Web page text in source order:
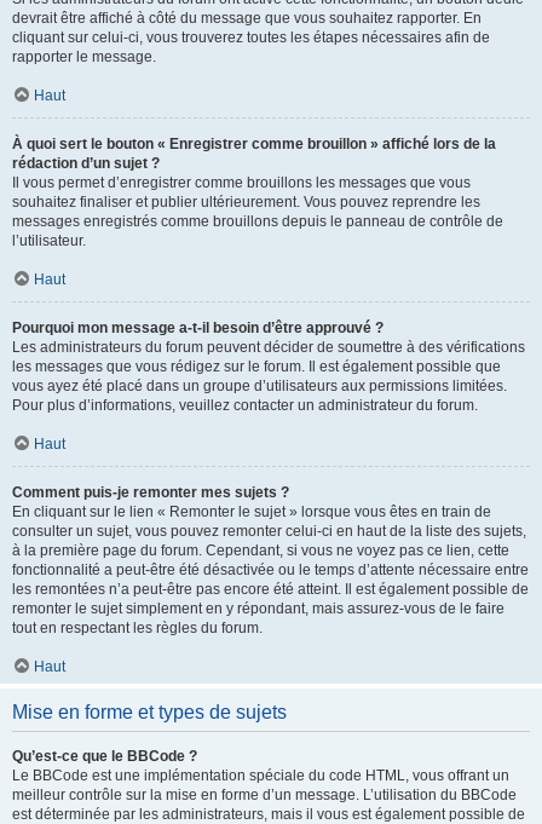
devrait être affiché à côté du message que vous souhaitez rapporter. En
cliquant sur celui-ci, vous trouverez toutes les étapes nécessaires afin de
rapporter le message.
Haut
À quoi sert le bouton « Enregistrer comme brouillon » affiché lors de la
rédaction d’un sujet ?
Il vous permet d’enregistrer comme brouillons les messages que vous
souhaitez finaliser et publier ultérieurement. Vous pouvez reprendre les
messages enregistrés comme brouillons depuis le panneau de contrôle de
l’utilisateur.
Haut
Pourquoi mon message a-t-il besoin d’être approuvé ?
Les administrateurs du forum peuvent décider de soumettre à des vérifications
les messages que vous rédigez sur le forum. Il est également possible que
vous ayez été placé dans un groupe d’utilisateurs aux permissions limitées.
Pour plus d’informations, veuillez contacter un administrateur du forum.
Haut
Comment puis-je remonter mes sujets ?
En cliquant sur le lien « Remonter le sujet » lorsque vous êtes en train de
consulter un sujet, vous pouvez remonter celui-ci en haut de la liste des sujets,
à la première page du forum. Cependant, si vous ne voyez pas ce lien, cette
fonctionnalité a peut-être été désactivée ou le temps d’attente nécessaire entre
les remontées n’a peut-être pas encore été atteint. Il est également possible de
remonter le sujet simplement en y répondant, mais assurez-vous de le faire
tout en respectant les règles du forum.
Haut
Mise en forme et types de sujets
Qu’est-ce que le BBCode ?
Le BBCode est une implémentation spéciale du code HTML, vous offrant un
meilleur contrôle sur la mise en forme d’un message. L’utilisation du BBCode
est déterminée par les administrateurs, mais il vous est également possible de